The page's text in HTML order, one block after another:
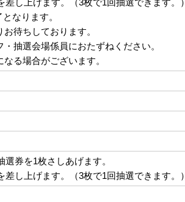
し上げます。（3枚で1回抽選できます。）
なります。
待ちしております。
抽選会場係員におたずねください。
る場合がございます。
券を1枚さしあげます。
し上げます。（3枚で1回抽選できます。）